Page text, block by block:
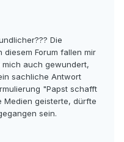
Die
diesem Forum fallen mir
mich auch gewundert,
sachliche Antwort
"Papst schafft
Medien geisterte, dürfte
sein.